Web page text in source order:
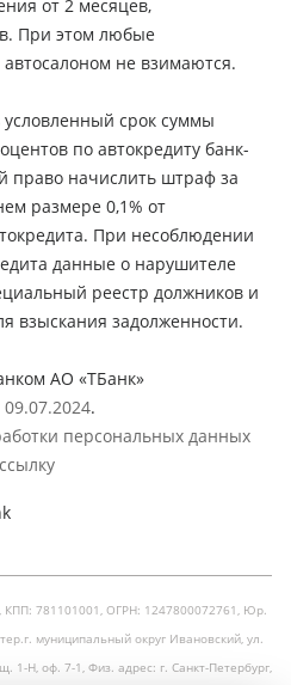
от 2 месяцев,
При этом любые
не взимаются.
срок суммы
по автокредиту банк-
право начислить штраф за
размере 0,1% от
При несоблюдении
данные о нарушителе
реестр должников и
взыскания задолженности.
АО «ТБанк»
.
персональных данных
781101001, ОГРН: 1247800072761, Юр.
муниципальный округ Ивановский, ул.
1-Н, оф. 7-1, Физ. адрес: г. Санкт-Петербург,